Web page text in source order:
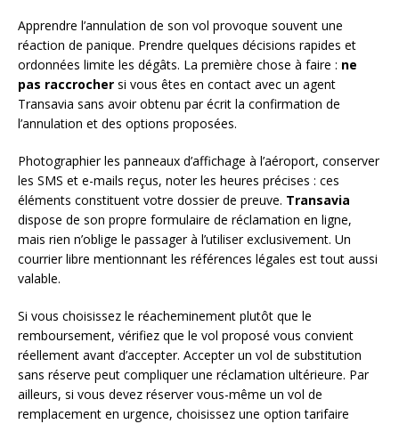
Apprendre l’annulation de son vol provoque souvent une
réaction de panique. Prendre quelques décisions rapides et
ordonnées limite les dégâts. La première chose à faire : ne
pas raccrocher si vous êtes en contact avec un agent
Transavia sans avoir obtenu par écrit la confirmation de
l’annulation et des options proposées.
Photographier les panneaux d’affichage à l’aéroport, conserver
les SMS et e-mails reçus, noter les heures précises : ces
éléments constituent votre dossier de preuve. Transavia
dispose de son propre formulaire de réclamation en ligne,
mais rien n’oblige le passager à l’utiliser exclusivement. Un
courrier libre mentionnant les références légales est tout aussi
valable.
Si vous choisissez le réacheminement plutôt que le
remboursement, vérifiez que le vol proposé vous convient
réellement avant d’accepter. Accepter un vol de substitution
sans réserve peut compliquer une réclamation ultérieure. Par
ailleurs, si vous devez réserver vous-même un vol de
remplacement en urgence, choisissez une option tarifaire